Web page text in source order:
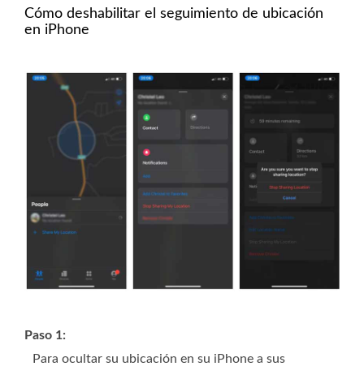
Cómo deshabilitar el seguimiento de ubicación
en iPhone
Paso 1:
Para ocultar su ubicación en su iPhone a sus